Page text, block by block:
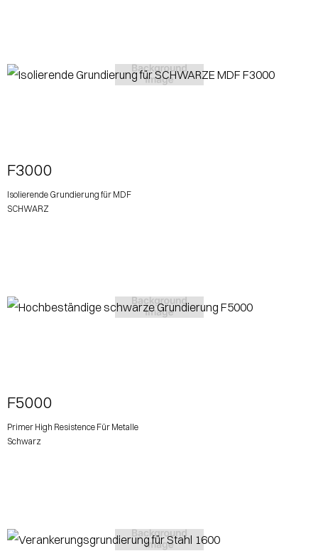
F3000
Isolierende Grundierung für MDF
SCHWARZ
F5000
Primer High Resistence Für Metalle
Schwarz